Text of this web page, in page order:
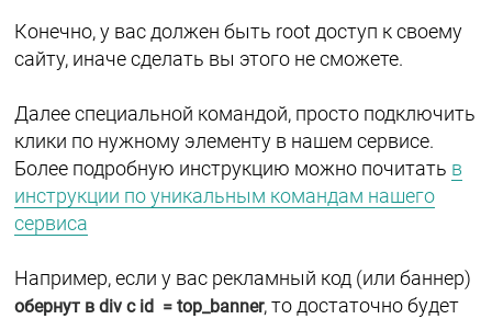
Конечно, у вас должен быть root доступ к своему
сайту, иначе сделать вы этого не сможете.
Далее специальной командой, просто подключить
клики по нужному элементу в нашем сервисе.
Более подробную инструкцию можно почитать в
инструкции по уникальным командам нашего
сервиса
Например, если у вас рекламный код (или баннер)
обернут в div с id = top_banner, то достаточно будет